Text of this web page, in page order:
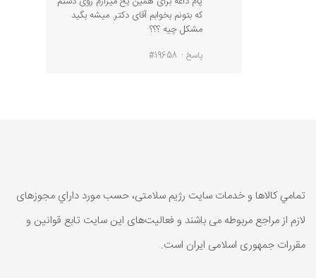
که بتونم بخوابم آقای دکتر. میشه بگید
مشکل چیه ؟؟؟
پاسخ #19658
تمامي كالاها و خدمات سایت رژیم سلامتی، حسب مورد داراي مجوزهای
لازم از مراجع مربوطه می باشند و فعاليت‌های اين سايت تابع قوانين و
مقررات جمهوری اسلامی ايران است.